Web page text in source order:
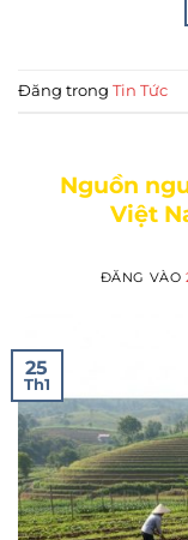
Đăng trong Tin Tức
Nguồn
Việt
ĐĂNG VÀO
25
Th1